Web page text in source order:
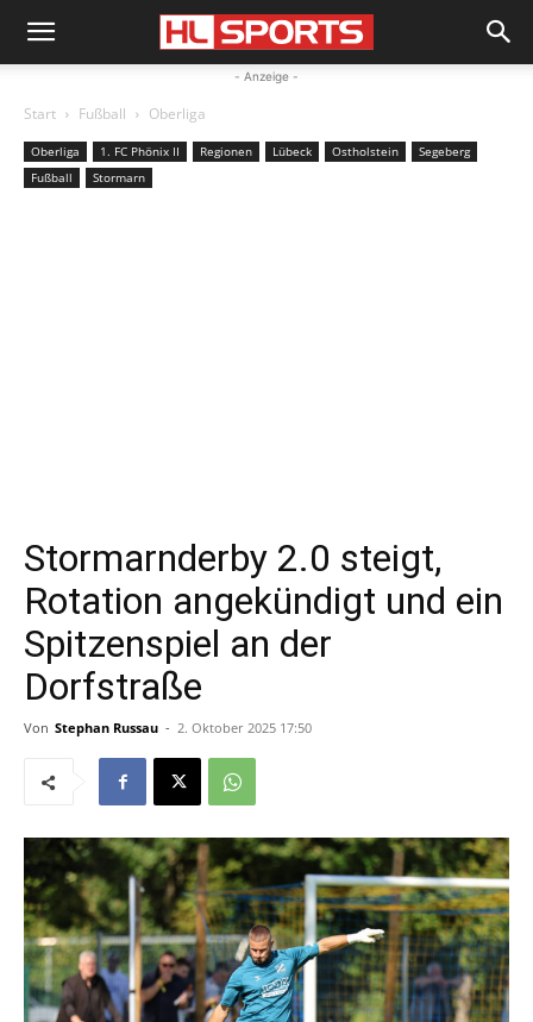
- Anzeige -
Start Fußball Oberliga
Oberliga 1. FC Phönix II Regionen Lübeck Ostholstein
Segeberg
Fußball
Stormarn
Stormarnderby 2.0 steigt,
Rotation angekündigt und ein
Spitzenspiel an der
Dorfstraße
Von Stephan Russau - 2. Oktober 2025 17:50